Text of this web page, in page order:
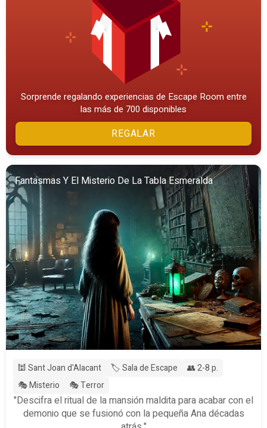
Sorprende regalando experiencias de Escape Room entre
las más de 700 disponibles
REGALAR
Fantasmas Y El Misterio De La Tabla Esmeralda
🕍 Sant Joan d'Alacant 🏷️ Sala de Escape
👥 2-8 p.
🎭 Misterio
🎭 Terror
"Descifra el ritual de la mansión maldita para acabar con el
demonio que se fusionó con la pequeña Ana décadas